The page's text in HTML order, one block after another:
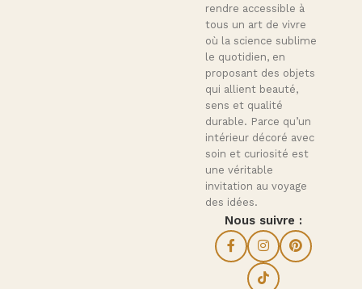
rendre accessible à
tous un art de vivre
où la science sublime
le quotidien, en
proposant des objets
qui allient beauté,
sens et qualité
durable. Parce qu’un
intérieur décoré avec
soin et curiosité est
une véritable
invitation au voyage
des idées.
Nous suivre :